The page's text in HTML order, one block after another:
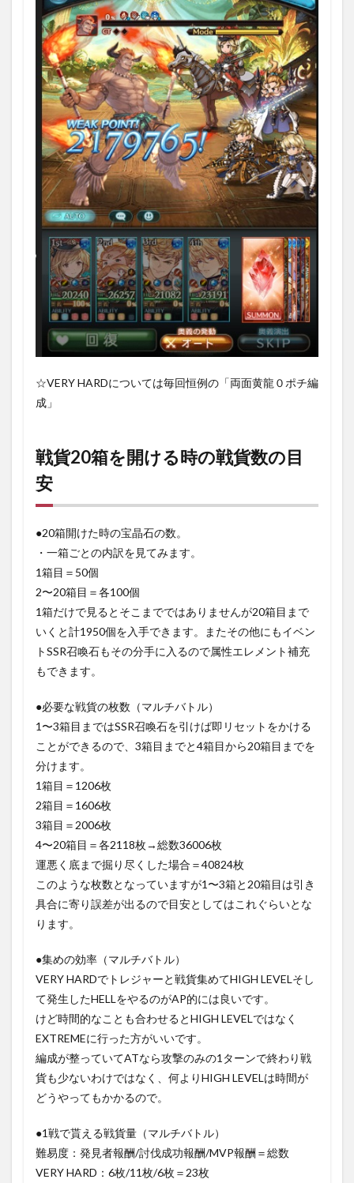
☆VERY HARDについては毎回恒例の「両面黄龍０ポチ編
成」
戦貨20箱を開ける時の戦貨数の目
安
●20箱開けた時の宝晶石の数。
・一箱ごとの内訳を見てみます。
1箱目＝50個
2〜20箱目＝各100個
1箱だけで見るとそこまでではありませんが20箱目まで
いくと計1950個を入手できます。またその他にもイベン
トSSR召喚石もその分手に入るので属性エレメント補充
もできます。
●必要な戦貨の枚数（マルチバトル）
1〜3箱目まではSSR召喚石を引けば即リセットをかける
ことができるので、3箱目までと4箱目から20箱目までを
分けます。
1箱目＝1206枚
2箱目＝1606枚
3箱目＝2006枚
4〜20箱目＝各2118枚→総数36006枚
運悪く底まで掘り尽くした場合＝40824枚
このような枚数となっていますが1〜3箱と20箱目は引き
具合に寄り誤差が出るので目安としてはこれぐらいとな
ります。
●集めの効率（マルチバトル）
VERY HARDでトレジャーと戦貨集めてHIGH LEVELそし
て発生したHELLをやるのがAP的には良いです。
けど時間的なことも合わせるとHIGH LEVELではなく
EXTREMEに行った方がいいです。
編成が整っていてATなら攻撃のみの1ターンで終わり戦
貨も少ないわけではなく、何よりHIGH LEVELは時間が
どうやってもかかるので。
●1戦で貰える戦貨量（マルチバトル）
難易度：発見者報酬/討伐成功報酬/MVP報酬＝総数
VERY HARD：6枚/11枚/6枚＝23枚